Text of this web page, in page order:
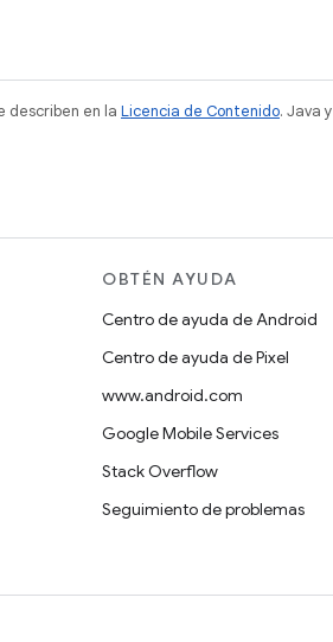
describen en la Licencia de Contenido. Java y
OBTÉN AYUDA
Centro de ayuda de Android
Centro de ayuda de Pixel
www.android.com
Google Mobile Services
Stack Overflow
Seguimiento de problemas